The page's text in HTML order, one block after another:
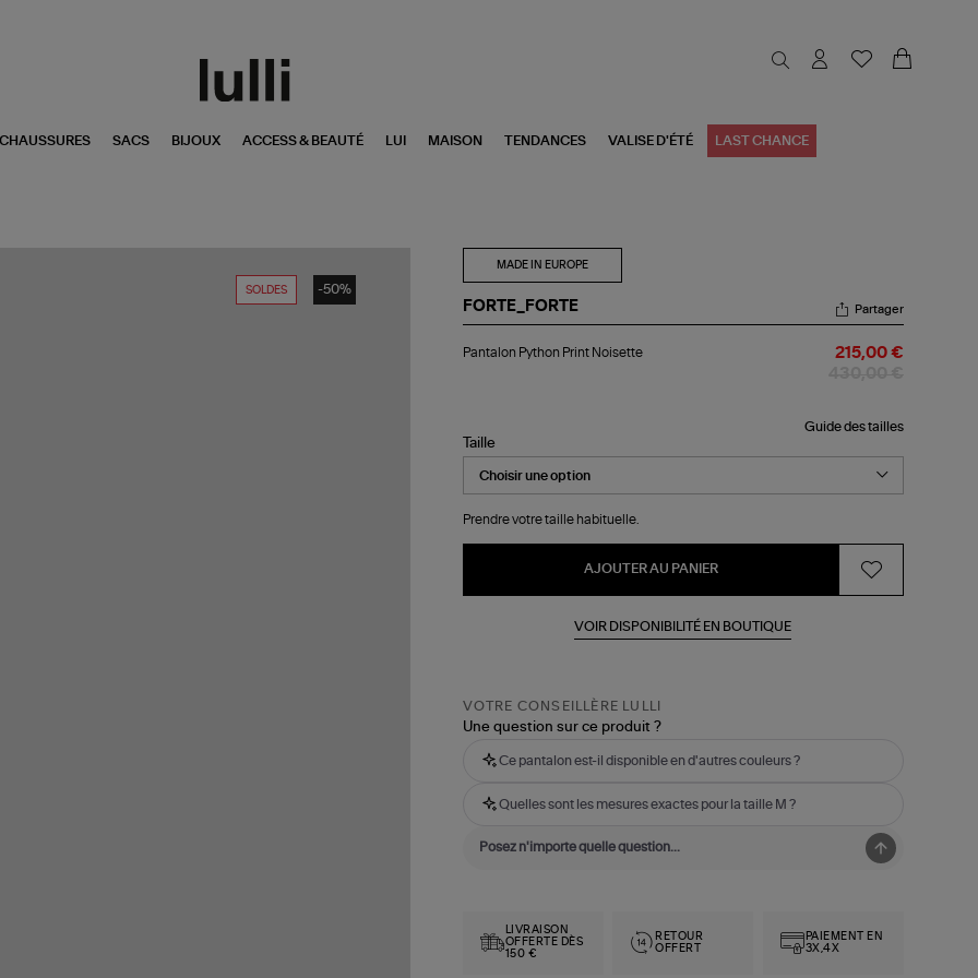
CHAUSSURES SACS BIJOUX ACCESS & BEAUTÉ LUI MAISON TENDANCES VALISE D'ÉTÉ LAST CHANCE
SOLDES -50%
MADE IN EUROPE
FORTE_FORTE
Python
Partager
Pantalon Python Print Noisette 215,00 €
Guide des tailles
Taille
Prendre votre taille habituelle.
AJOUTER AU PANIER
VOIR DISPONIBILITÉ EN BOUTIQUE
VOTRE CONSEILLÈRE LULLI
Une question sur ce produit ?
Ce pantalon est-il disponible en d'autres couleurs ?
Quelles sont les mesures exactes pour la taille M ?
LIVRAISON
OFFERTE DÈS
150 €
RETOUR
OFFERT
PAIEMENT EN
3X,4X